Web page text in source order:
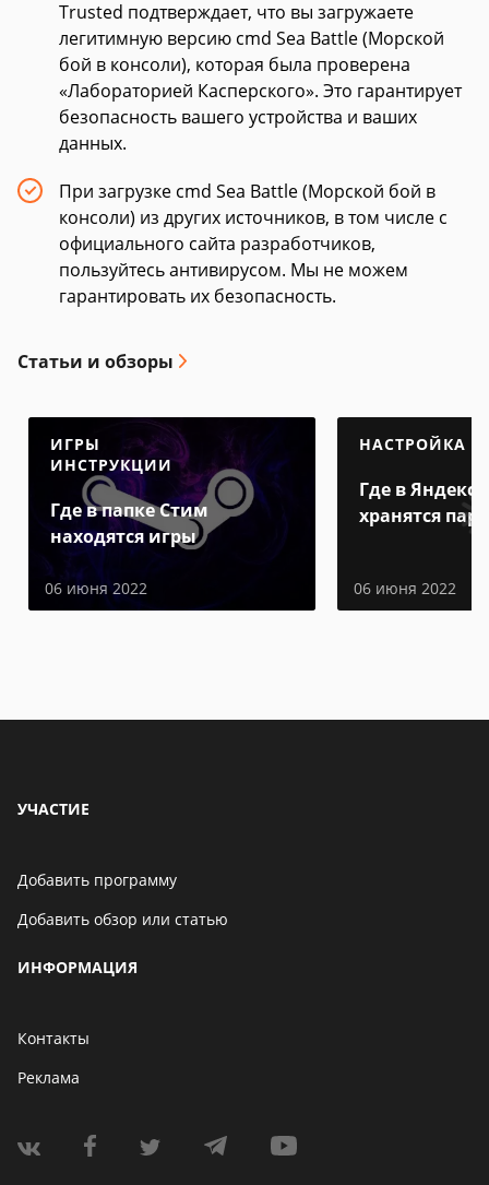
Trusted подтверждает, что вы загружаете
легитимную версию cmd Sea Battle (Морской
бой в консоли), которая была проверена
«Лабораторией Касперского». Это гарантирует
безопасность вашего устройства и ваших
данных.
При загрузке cmd Sea Battle (Морской бой в
консоли) из других источников, в том числе с
официального сайта разработчиков,
пользуйтесь антивирусом. Мы не можем
гарантировать их безопасность.
Статьи и обзоры
ИГРЫ
ИНСТРУКЦИИ
Где в папке Стим
находятся игры
06 июня 2022
НАСТРОЙКА
Где в Яндекс
хранятся
06 июня 2022
УЧАСТИЕ
Добавить программу
Добавить обзор или статью
ИНФОРМАЦИЯ
Контакты
Реклама